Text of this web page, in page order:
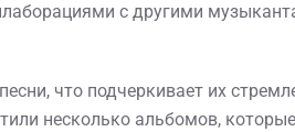
с другими
что подчеркивает их
несколько альбомов,